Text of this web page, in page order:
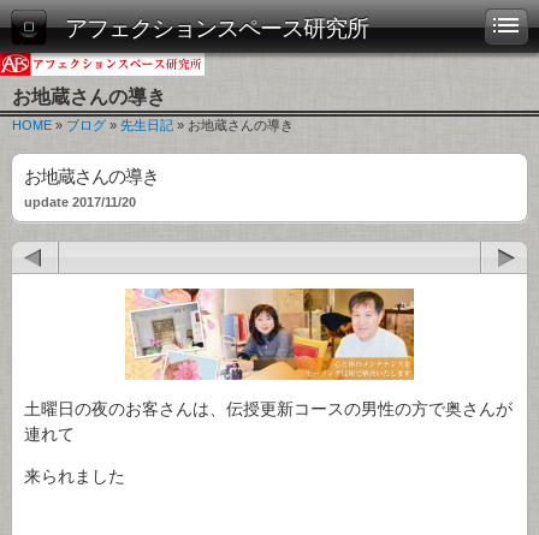
アフェクションスペース研究所
お地蔵さんの導き
HOME » ブログ » 先生日記 » お地蔵さんの導き
お地蔵さんの導き
update 2017/11/20
土曜日の夜のお客さんは、伝授更新コースの男性の方で奥さんが
連れて
来られました